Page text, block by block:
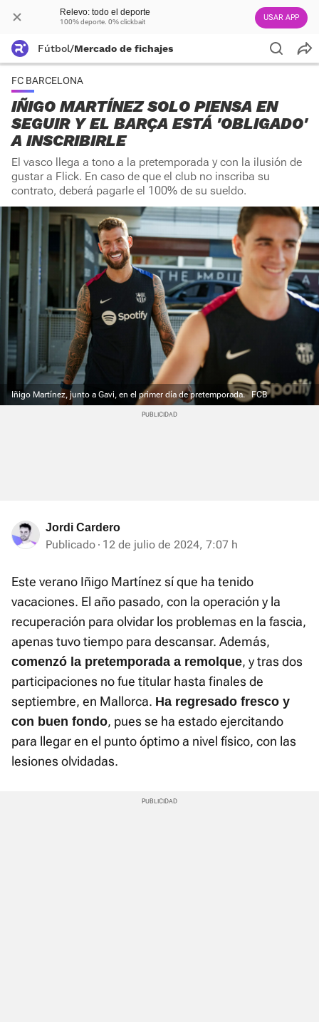
Relevo: todo el deporte
100% deporte. 0% clickbait USAR APP
Fútbol/Mercado de fichajes
FC BARCELONA
IÑIGO MARTÍNEZ SOLO PIENSA EN
SEGUIR Y EL BARÇA ESTÁ 'OBLIGADO'
A INSCRIBIRLE
El vasco llega a tono a la pretemporada y con la ilusión de
gustar a Flick. En caso de que el club no inscriba su
contrato, deberá pagarle el 100% de su sueldo.
Iñigo Martínez, junto a Gavi, en el primer día de pretemporada. FCB
Jordi Cardero
Publicado 12 de julio de 2024, 7:07 h
Este verano Iñigo Martínez sí que ha tenido
vacaciones. El año pasado, con la operación y la
recuperación para olvidar los problemas en la fascia,
apenas tuvo tiempo para descansar. Además,
comenzó la pretemporada a remolque, y tras dos
participaciones no fue titular hasta finales de
septiembre, en Mallorca. Ha regresado fresco y
con buen fondo, pues se ha estado ejercitando
para llegar en el punto óptimo a nivel físico, con las
lesiones olvidadas.